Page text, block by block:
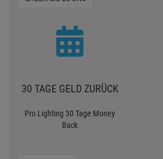
30 TAGE GELD ZURÜCK
Pro Lighting 30 Tage Money
Back